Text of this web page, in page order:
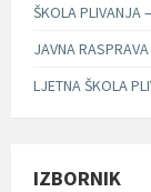
ŠKOLA PLIVANJA
JAVNA
LJETNA ŠKOLA
IZBORNIK